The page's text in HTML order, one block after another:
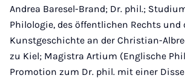
Andrea Baresel-Brand; Dr. phil.;
Philologie, des öffentlichen Rechts und
Kunstgeschichte an der Christian-
zu Kiel; Magistra Artium (Englische
Promotion zum Dr. phil. mit einer